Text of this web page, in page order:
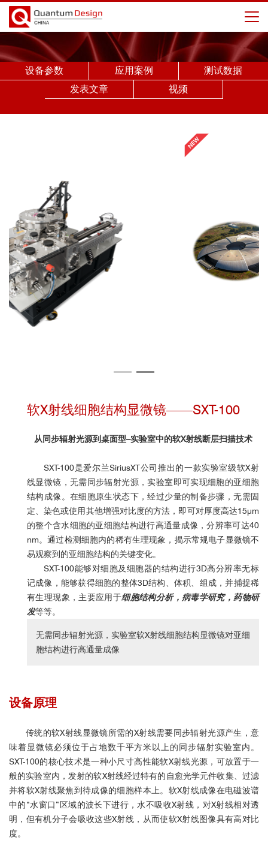
设备参数 应用案例
测试数据
发表文章
视频
软X射线细胞结构显微镜——SXT-100
从同步辐射光源到桌面型–实验室中的软X射线断层扫描技术
SXT-100是爱尔兰SiriusXT公司推出的一款实验室级软X射
线显微镜，无需同步辐射光源，实验室即可实现细胞的亚细胞
结构成像。在细胞原生状态下，经过少量的制备步骤，无需固
定、染色或使用其他增强对比度的方法，即可对厚度高达15μm
的整个含水细胞的亚细胞结构进行高通量成像，分辨率可达40
nm。通过检测细胞内的稀有生理现象，揭示常规电子显微镜不
易观察到的亚细胞结构的关键变化。
SXT-100能够对细胞及细胞器的结构进行3D高分辨率无标
记成像，能够获得细胞的整体3D结构、体积、组成，并捕捉稀
有生理现象，主要应用于细胞结构分析，病毒学研究，药物研
发等等。
无需同步辐射光源，实验室软X射线细胞结构显微镜对亚细
胞结构进行高通量成像
设备原理
传统的软X射线显微镜所需的X射线需要同步辐射光源产生，意
味着显微镜必须位于占地数千平方米以上的同步辐射实验室内。
SXT-100的核心技术是一种小尺寸高性能软X射线光源，可放置于一
般的实验室内，发射的软X射线经过特有的自愈光学元件收集、过滤
并将软X射线聚焦到待成像的细胞样本上。软X射线成像在电磁波谱
中的“水窗口”区域的波长下进行，水不吸收X射线，对X射线相对透
明，但有机分子会吸收这些X射线，从而使软X射线图像具有高对比
度。